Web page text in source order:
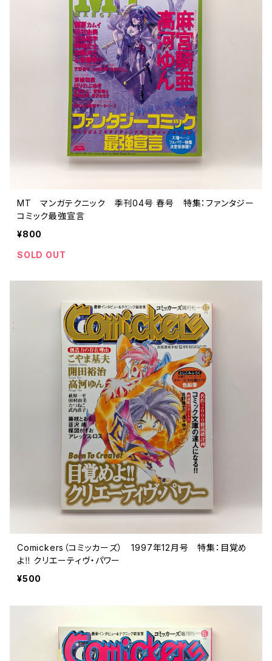
MT マンガテクニック 季刊04号 春号 特集：ファンタジー
コミック最強宣言
¥800
SOLD OUT
Comickers（コミッカーズ） 1997年12月号 特集：目覚め
よ‼ クリエーティヴ・パワー
¥500